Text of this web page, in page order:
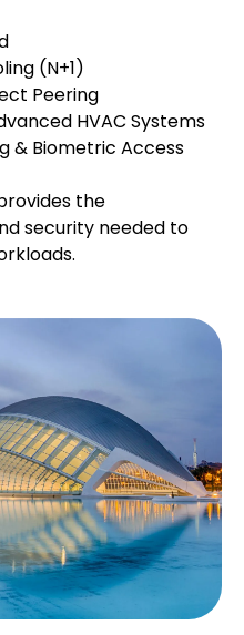
(N+1)
Peering
HVAC Systems
& Biometric Access
the
security needed to